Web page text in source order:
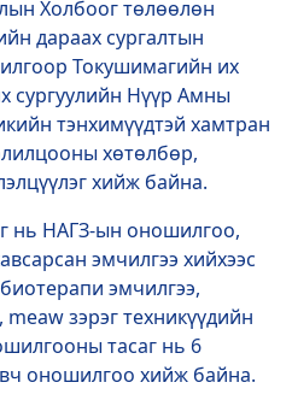
Холбоог төлөөлөн
дараах сургалтын
Токушимагийн их
сургуулийн Нүүр Амны
тэнхимүүдтэй хамтран
хөтөлбөр,
хийж байна.
нь НАГЗ-ын оношилгоо,
эмчилгээ хийхээс
эмчилгээ,
зэрэг техникүүдийн
тасаг нь 6
оношилгоо хийж байна.